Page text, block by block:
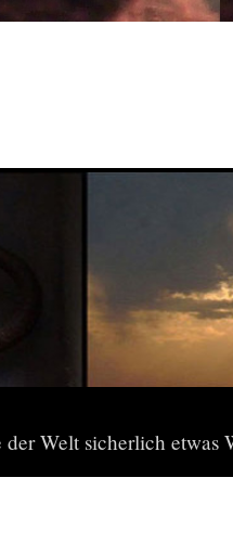
der Welt sicherlich